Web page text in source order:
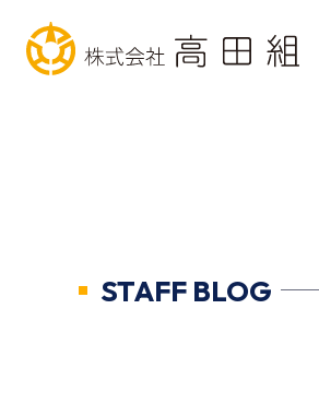
STAFF BLOG